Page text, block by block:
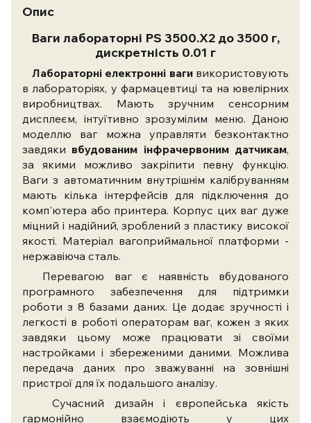
Опис
Ваги лабораторні PS 3500.X2 до 3500 г,
дискретність 0.01 г
Лабораторні електронні вагивикористовують
в лабораторіях, у фармацевтиці та на ювелірних
виробництвах. Мають зручним сенсорним
дисплеєм, інтуїтивно зрозумілим меню. Даною
моделлю ваг можна управляти безконтактно
завдяки вбудованим інфрачервоним датчикам,
за якими можливо закріпити певну функцію.
Ваги з автоматичним внутрішнім калібруванням
мають кілька інтерфейсів для підключення до
комп'ютера або принтера. Корпус цих ваг дуже
міцний і надійний, зроблений з пластику високої
якості. Матеріал вагоприймальної платформи -
нержавіюча сталь.
Перевагою ваг є наявність вбудованого
програмного забезпечення для підтримки
роботи з 8 базами даних. Це додає зручності і
легкості в роботі операторам ваг, кожен з яких
завдяки цьому може працювати зі своїми
настройками і збереженими даними. Можлива
передача даних про зважуванні на зовнішні
пристрої для їх подальшого аналізу.
Сучасний дизайн і європейська якість
гармонійно взаємодіють у цих